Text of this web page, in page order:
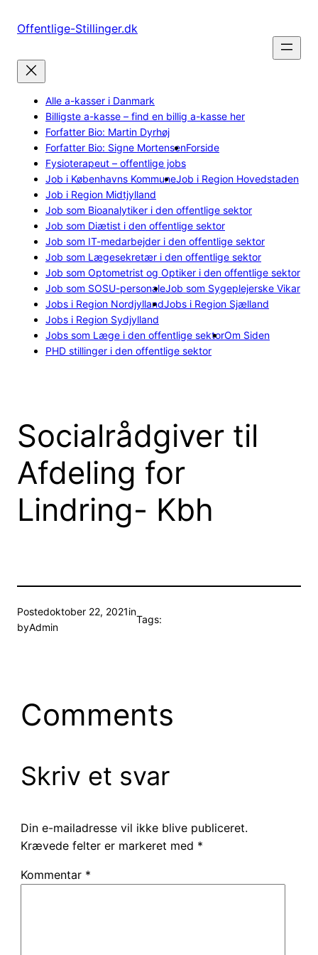
Offentlige-Stillinger.dk
Alle a-kasser i Danmark
Billigste a-kasse – find en billig a-kasse her
Forfatter Bio: Martin Dyrhøj
Forfatter Bio: Signe MortensenForside
Fysioterapeut – offentlige jobs
Job i Københavns KommuneJob i Region Hovedstaden
Job i Region Midtjylland
Job som Bioanalytiker i den offentlige sektor
Job som Diætist i den offentlige sektor
Job som IT-medarbejder i den offentlige sektor
Job som Lægesekretær i den offentlige sektor
Job som Optometrist og Optiker i den offentlige sektor
Job som SOSU-personaleJob som Sygeplejerske Vikar
Jobs i Region NordjyllandJobs i Region Sjælland
Jobs i Region Sydjylland
Jobs som Læge i den offentlige sektorOm Siden
PHD stillinger i den offentlige sektor
Socialrådgiver til
Afdeling for
Lindring- Kbh
Postedoktober 22, 2021in
byAdmin
Tags:
Comments
Skriv et svar
Din e-mailadresse vil ikke blive publiceret.
Krævede felter er markeret med *
Kommentar *